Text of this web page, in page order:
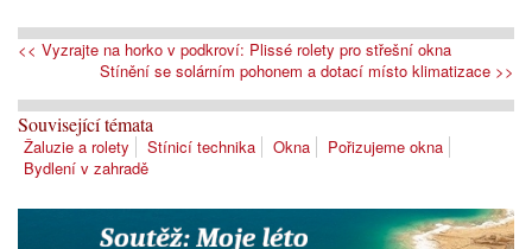
<< Vyzrajte na horko v podkroví: Plissé rolety pro střešní okna
Stínění se solárním pohonem a dotací místo klimatizace >>
Související témata
Žaluzie a rolety Stínicí technika Okna
Pořizujeme okna
Bydlení v zahradě